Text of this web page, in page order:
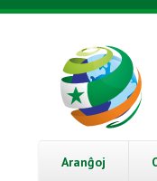
Skip to main content
Aranĝoj